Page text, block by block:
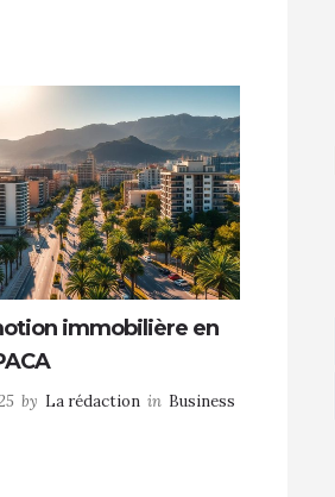
immobilière en
by La rédaction in Business